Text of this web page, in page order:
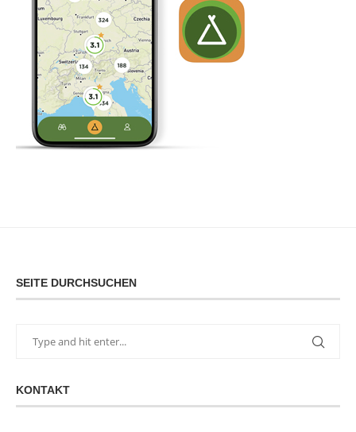
SEITE DURCHSUCHEN
KONTAKT